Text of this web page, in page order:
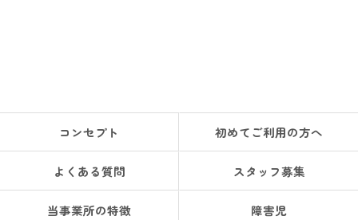
コンセプト 初めてご利用の方へ
よくある質問 スタッフ募集
当事業所の特徴 障害児